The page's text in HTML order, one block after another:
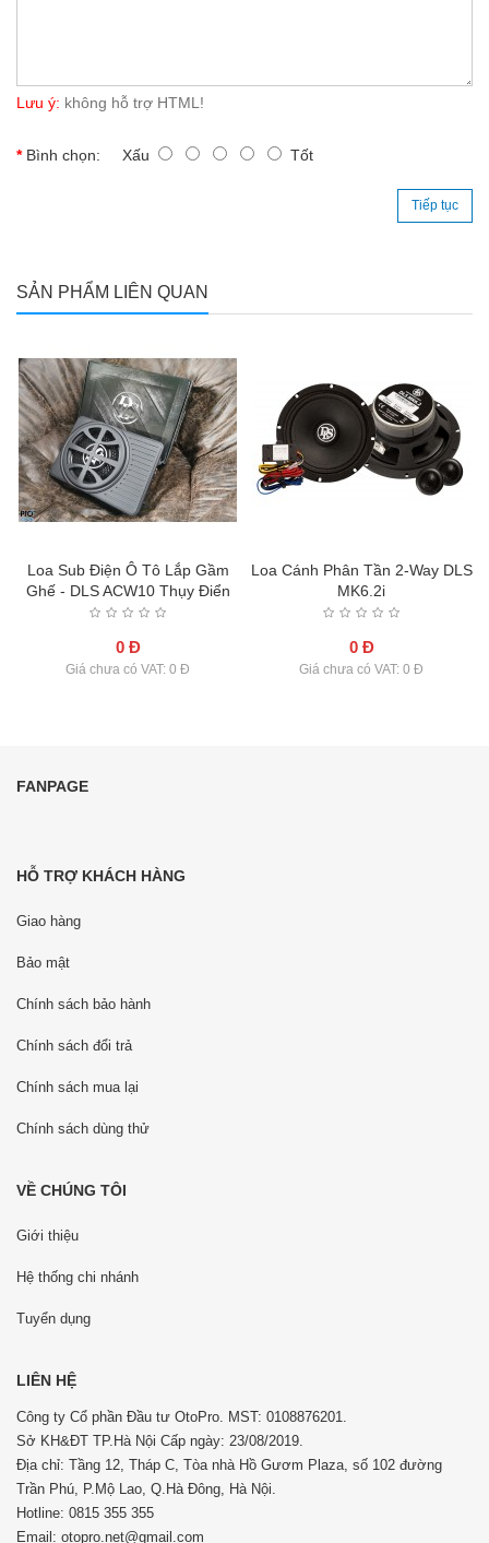
Lưu ý: không hỗ trợ HTML!
Bình chọn: Xấu Tốt
Tiếp tục
SẢN PHẨM LIÊN QUAN
Loa Sub Điện Ô Tô Lắp Gầm
Ghế - DLS ACW10 Thụy Điển
0 Đ
Giá chưa có VAT: 0 Đ
Loa Cánh Phân Tần 2-Way DLS
MK6.2i
0 Đ
Giá chưa có VAT: 0 Đ
FANPAGE
HỖ TRỢ KHÁCH HÀNG
Giao hàng
Bảo mật
Chính sách bảo hành
Chính sách đổi trả
Chính sách mua lại
Chính sách dùng thử
VỀ CHÚNG TÔI
Giới thiệu
Hệ thống chi nhánh
Tuyển dụng
LIÊN HỆ
Công ty Cổ phần Đầu tư OtoPro. MST: 0108876201.
Sở KH&ĐT TP.Hà Nội Cấp ngày: 23/08/2019.
Địa chỉ: Tầng 12, Tháp C, Tòa nhà Hồ Gươm Plaza, số 102 đường
Trần Phú, P.Mộ Lao, Q.Hà Đông, Hà Nội.
Hotline: 0815 355 355
Email: otopro.net@gmail.com